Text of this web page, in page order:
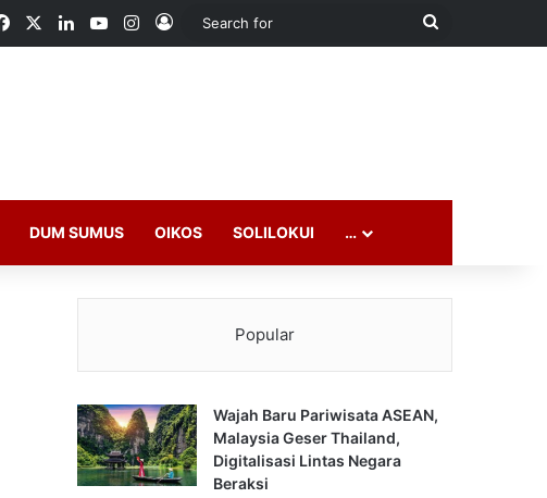
FacebookLinkedInYouTubeInstagram
Log In
Search
DUM SUMUS OIKOS SOLILOKUI …
Popular
Wajah Baru Pariwisata ASEAN,
Malaysia Geser Thailand,
Digitalisasi Lintas Negara
Beraksi